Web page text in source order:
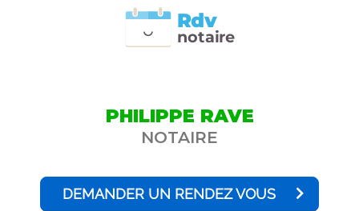
notaire
Rdv
PHILIPPE RAVE
NOTAIRE
DEMANDER UN RENDEZ VOUS